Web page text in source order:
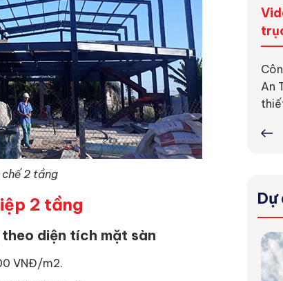
2 tầng
2 tầng
diện tích mặt sàn
VNĐ/m2.
lực
An
TNHH
Video tổng hợp dự án cầu trục –
cổng trục nổi bật của An Thịnh
An Thịnh tự hào giới thiệu các hình ảnh
thực tế về các dự án cầu trục – cổng
trục đã được
An
Dự